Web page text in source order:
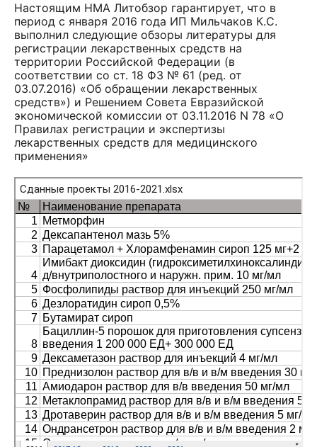
Настоящим НМА Литобзор гарантирует, что в
период с января 2016 года ИП Мильчаков К.С.
выполнил следующие обзоры литературы для
регистрации лекарственных средств на
территории Российской Федерации (в
соответствии со ст. 18 ФЗ № 61 (ред. от
03.07.2016) «Об обращении лекарственных
средств») и Решением Совета Евразийской
экономической комиссии от 03.11.2016 N 78 «О
Правилах регистрации и экспертизы
лекарственных средств для медицинского
применения»